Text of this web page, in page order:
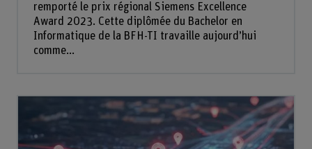
remporté le prix régional Siemens Excellence
Award 2023. Cette diplômée du Bachelor en
Informatique de la BFH-TI travaille aujourd’hui
comme...